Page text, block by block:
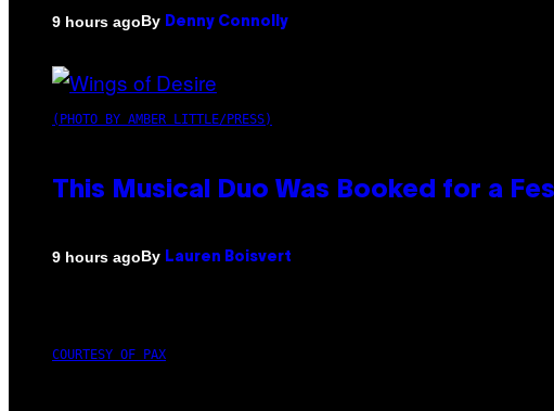
9 hours agoBy Denny Connolly
(PHOTO BY AMBER LITTLE/PRESS)
This Musical Duo Was Booked for a
9 hours agoBy Lauren Boisvert
COURTESY OF PAX